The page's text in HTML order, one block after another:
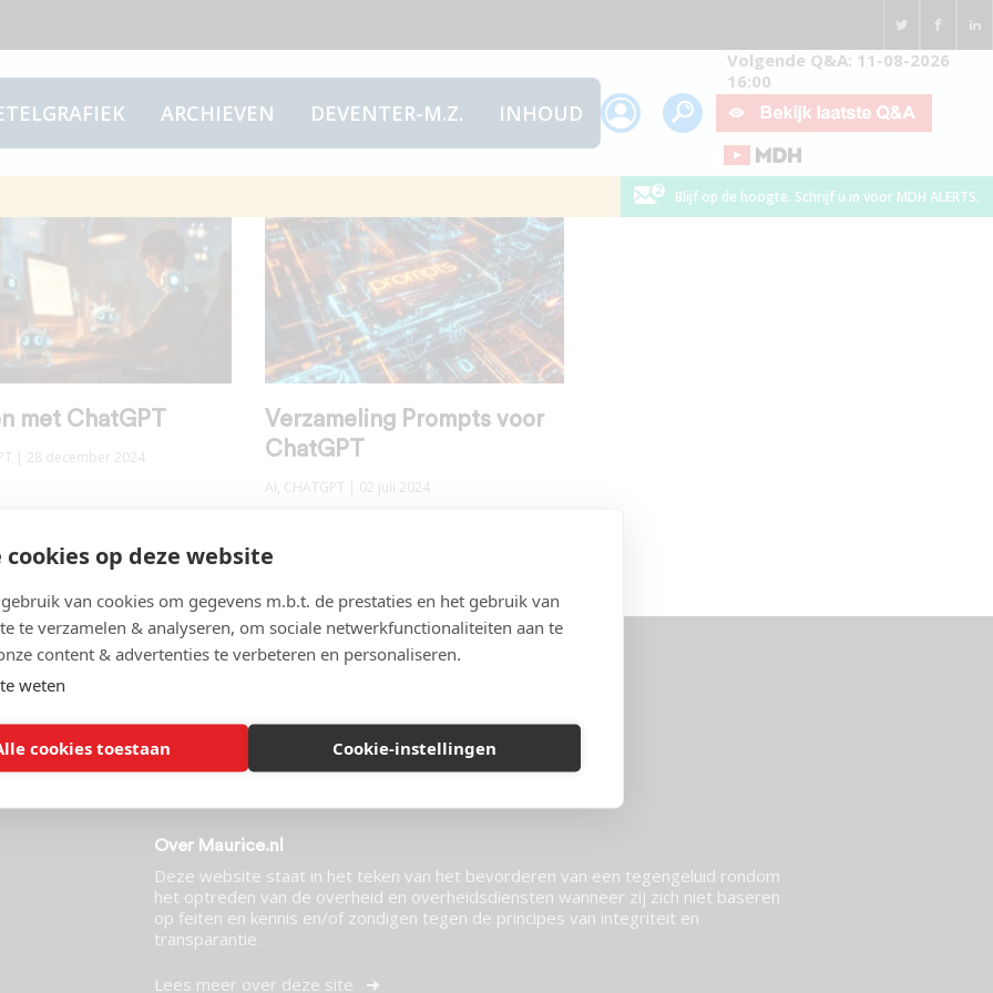
cookies op deze website
van cookies om gegevens m.b.t. de prestaties en het gebruik van
te verzamelen & analyseren, om sociale netwerkfunctionaliteiten aan te
content & advertenties te verbeteren en personaliseren.
weten
cookies toestaan Cookie-instellingen
ARCHIEVEN DEVENTER-M.Z. INHOUD
Volgende Q&A: 11-08-2026
16:00
Blijf op de hoogte. Schrijf u in voor MDH ALERTS.
met ChatGPT
| 28 december 2024
Verzameling Prompts voor
ChatGPT
AI, CHATGPT | 02 juli 2024
Over Maurice.nl
Deze website staat in het teken van het bevorderen van een tegengeluid rondom
het optreden van de overheid en overheidsdiensten wanneer zij zich niet baseren
op feiten en kennis en/of zondigen tegen de principes van integriteit en
transparantie.
Lees meer over deze site